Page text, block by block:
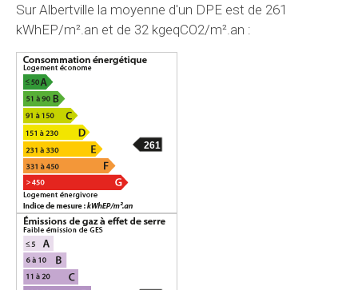
Sur Albertville la moyenne d'un DPE est de 261
kWhEP/m².an et de 32 kgeqCO2/m².an :
261